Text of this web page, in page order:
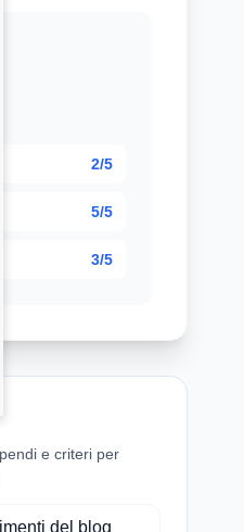
2/5
5/5
3/5
e criteri per
del blog